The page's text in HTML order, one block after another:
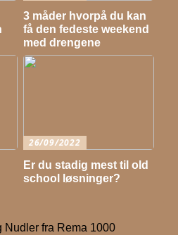
3 måder hvorpå du kan
få den fedeste weekend
med drengene
26/09/2022
Er du stadig mest til old
school løsninger?
Nudler fra Rema 1000